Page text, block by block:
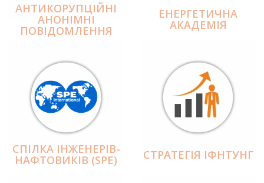
АНТИКОРУПЦІЙНІ
АНОНІМНІ
ПОВІДОМЛЕННЯ
ЕНЕРГЕТИЧНА
АКАДЕМІЯ
СПІЛКА ІНЖЕНЕРІВ-
НАФТОВИКІВ (SPE) СТРАТЕГІЯ ІФНТУНГ